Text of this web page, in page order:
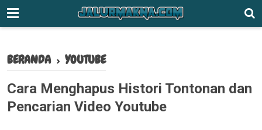
-->
BERANDA › YOUTUBE
Cara Menghapus Histori Tontonan dan
Pencarian Video Youtube